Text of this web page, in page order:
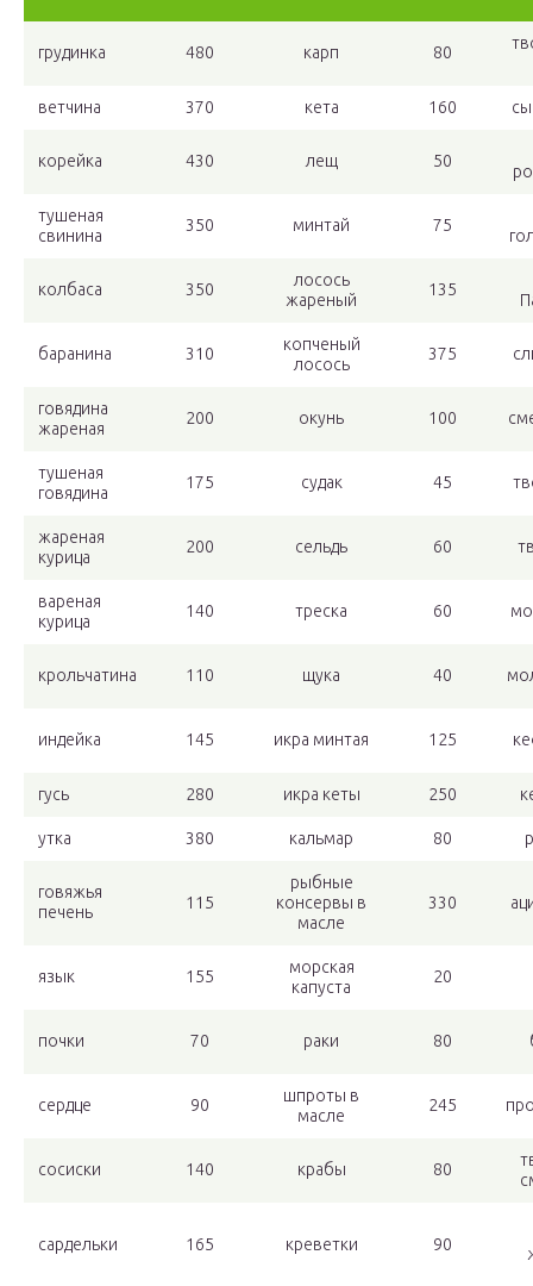
грудинка 480 карп 80
ветчина 370 кета 160
корейка 430 лещ 50
тушеная
свинина
350 минтай 75
колбаса 350
лосось
жареный
135
баранина 310
копченый
лосось
375
говядина
жареная
200 окунь 100
тушеная
говядина
175 судак 45
жареная
курица
200 сельдь 60
вареная
курица
140 треска 60
крольчатина 110 щука 40
индейка 145 икра минтая 125
гусь 280 икра кеты 250
утка 380 кальмар 80
говяжья
печень
115
рыбные
консервы в
масле
330
язык 155
морская
капуста
20
почки 70 раки 80
сердце 90
шпроты в
масле
245
сосиски 140 крабы 80
сардельки 165 креветки 90